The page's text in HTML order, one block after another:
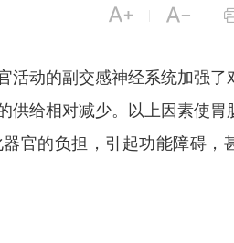
 
动的副交感神经系统加强了
给相对减少。以上因素使胃
官的负担，引起功能障碍，